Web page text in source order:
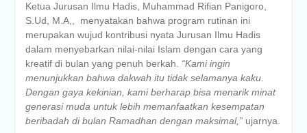
Ketua Jurusan Ilmu Hadis, Muhammad Rifian Panigoro,
S.Ud, M.A,, menyatakan bahwa program rutinan ini
merupakan wujud kontribusi nyata Jurusan Ilmu Hadis
dalam menyebarkan nilai-nilai Islam dengan cara yang
kreatif di bulan yang penuh berkah. “Kami ingin
menunjukkan bahwa dakwah itu tidak selamanya kaku.
Dengan gaya kekinian, kami berharap bisa menarik minat
generasi muda untuk lebih memanfaatkan kesempatan
beribadah di bulan Ramadhan dengan maksimal,”ujarnya.